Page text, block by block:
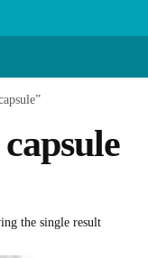
the single result